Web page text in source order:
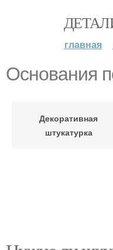
главная
Основания
Декоративная
штукатурка